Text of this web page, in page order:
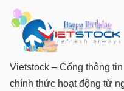
Vietstock – Cổng thông
chính thức hoạt động từ
XUẤT
DỮ
LIỆU